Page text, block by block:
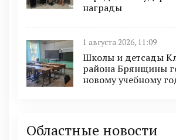
награды
1 августа 2026, 11:09
Школы и детсады
района Брянщины
новому учебному
Областные новости